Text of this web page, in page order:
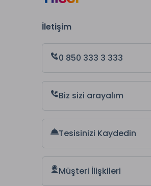
İletişim
0 850 333 3 333
Biz sizi arayalım
Tesisinizi Kaydedin
Müşteri İlişkileri